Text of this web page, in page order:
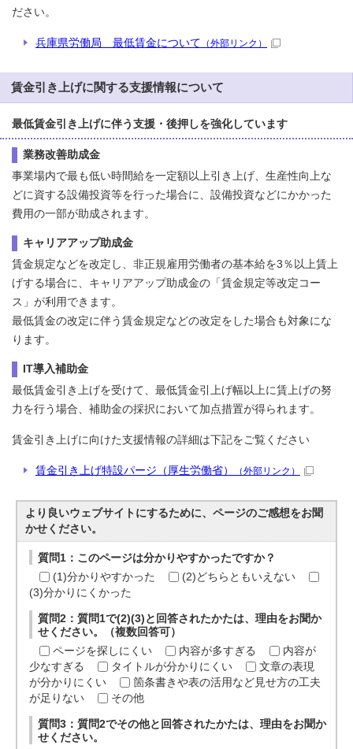
ださい。
兵庫県労働局 最低賃金について （外部リンク）
賃金引き上げに関する支援情報について
最低賃金引き上げに伴う支援・後押しを強化しています
業務改善助成金
事業場内で最も低い時間給を一定額以上引き上げ、生産性向上な
どに資する設備投資等を行った場合に、設備投資などにかかった
費用の一部が助成されます。
キャリアアップ助成金
賃金規定などを改定し、非正規雇用労働者の基本給を3％以上賃上
げする場合に、キャリアアップ助成金の「賃金規定等改定コー
ス」が利用できます。
最低賃金の改定に伴う賃金規定などの改定をした場合も対象にな
ります。
IT導入補助金
最低賃金引き上げを受けて、最低賃金引上げ幅以上に賃上げの努
力を行う場合、補助金の採択において加点措置が得られます。
賃金引き上げに向けた支援情報の詳細は下記をご覧ください
賃金引き上げ特設パージ（厚生労働省） （外部リンク）
より良いウェブサイトにするために、ページのご感想をお聞
かせください。
質問1：このページは分かりやすかったですか？
(1)分かりやすかった
(2)どちらともいえない
(3)分かりにくかった
質問2：質問1で(2)(3)と回答されたかたは、理由をお聞か
せください。（複数回答可）
ページを探しにくい
内容が多すぎる
内容が
少なすぎる
タイトルが分かりにくい
文章の表現
が分かりにくい
箇条書きや表の活用など見せ方の工夫
が足りない
その他
質問3：質問2でその他と回答されたかたは、理由をお聞か
せください。